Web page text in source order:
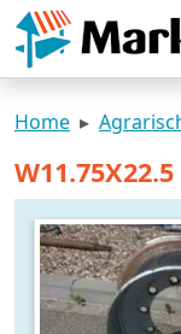
Home
W11.75X22.5